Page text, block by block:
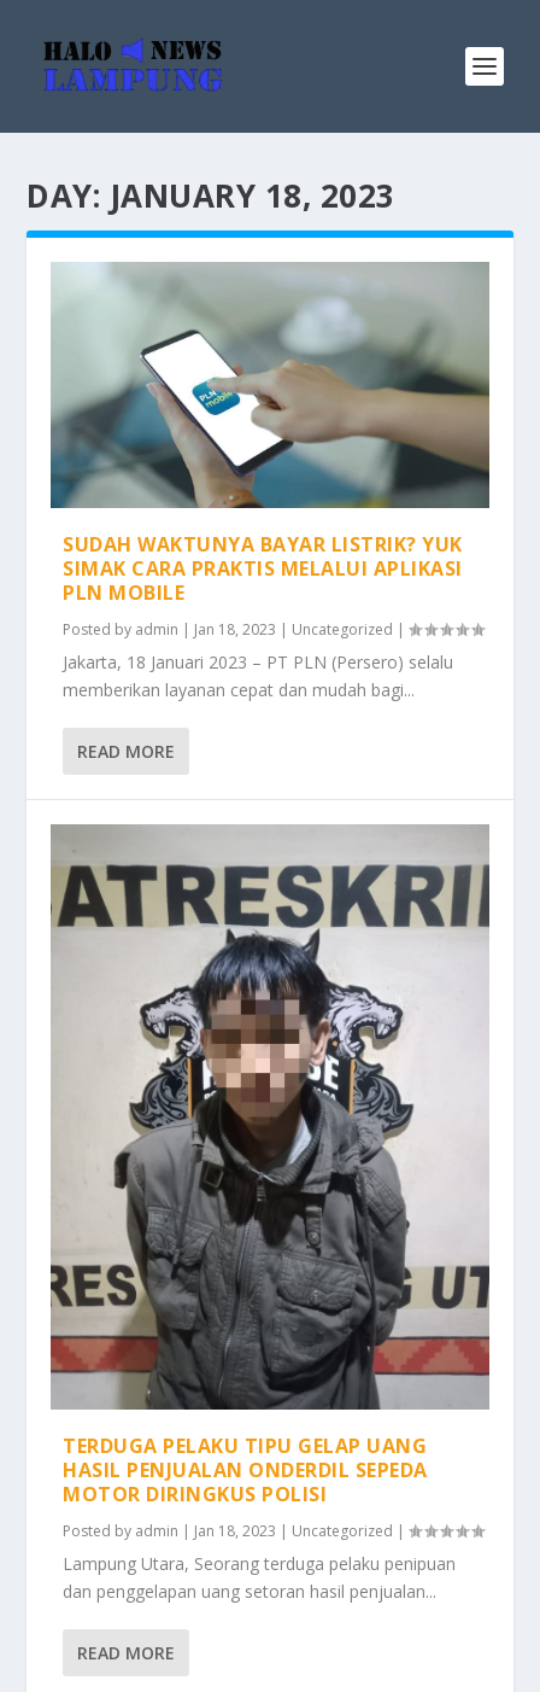
DAY: JANUARY 18, 2023
SUDAH WAKTUNYA BAYAR LISTRIK? YUK
SIMAK CARA PRAKTIS MELALUI APLIKASI
PLN MOBILE
Posted by admin | Jan 18, 2023 | Uncategorized |
Jakarta, 18 Januari 2023 – PT PLN (Persero) selalu
memberikan layanan cepat dan mudah bagi...
READ MORE
TERDUGA PELAKU TIPU GELAP UANG
HASIL PENJUALAN ONDERDIL SEPEDA
MOTOR DIRINGKUS POLISI
Posted by admin | Jan 18, 2023 | Uncategorized |
Lampung Utara, Seorang terduga pelaku penipuan
dan penggelapan uang setoran hasil penjualan...
READ MORE